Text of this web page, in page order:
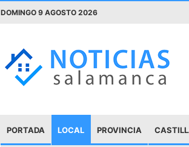
DOMINGO 9 AGOSTO 2026
PORTADA LOCAL PROVINCIA